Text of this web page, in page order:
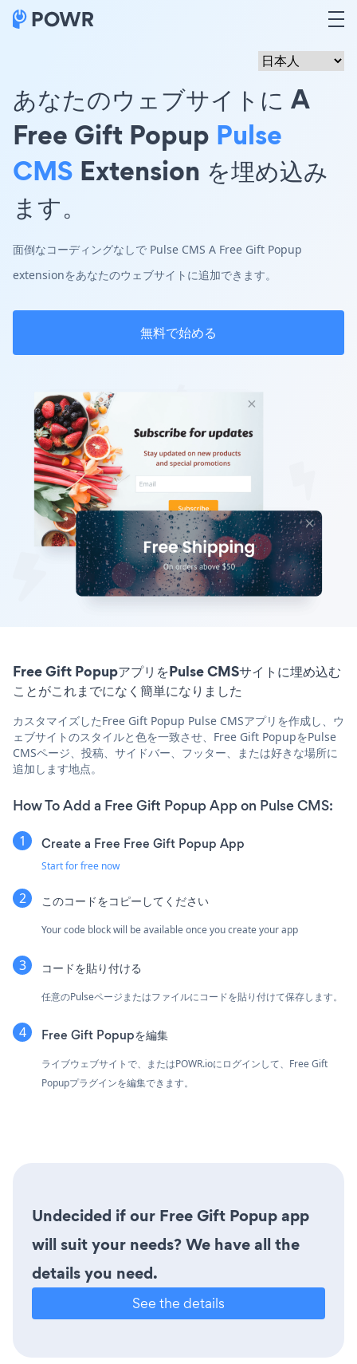
あなたのウェブサイトに A
Free Gift Popup Pulse
CMS Extension を埋め込み
ます。
面倒なコーディングなしで Pulse CMS A Free Gift Popup
extensionをあなたのウェブサイトに追加できます。
無料で始める
Free Gift PopupアプリをPulse CMSサイトに埋め込む
ことがこれまでになく簡単になりました
カスタマイズしたFree Gift Popup Pulse CMSアプリを作成し、ウ
ェブサイトのスタイルと色を一致させ、Free Gift PopupをPulse
CMSページ、投稿、サイドバー、フッター、または好きな場所に
追加します地点。
How To Add a Free Gift Popup App on Pulse CMS:
Create a Free Free Gift Popup App
Start for free now
このコードをコピーしてください
Your code block will be available once you create your app
コードを貼り付ける
任意のPulseページまたはファイルにコードを貼り付けて保存します。
Free Gift Popupを編集
ライブウェブサイトで、またはPOWR.ioにログインして、Free Gift
Popupプラグインを編集できます。
Undecided if our Free Gift Popup app
will suit your needs? We have all the
details you need.
See the details